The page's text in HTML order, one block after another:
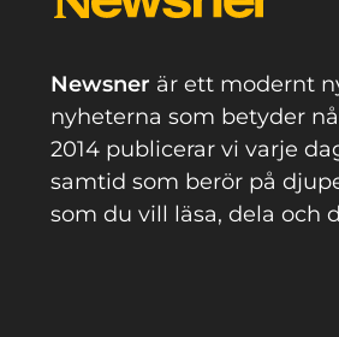
Newsner är ett modernt
nyheterna som betyder
2014 publicerar vi varje
samtid som berör på
som du vill läsa, dela och